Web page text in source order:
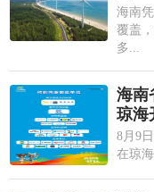
海南
覆盖
多...
海南
琼海
8月9
在琼